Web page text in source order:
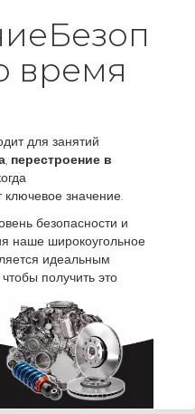
время
для занятий
, перестроение в
значение.
безопасности и
наше широкоугольное
идеальным
получить это